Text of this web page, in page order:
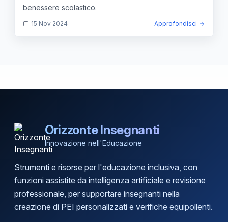
benessere scolastico.
15 Nov 2024 Approfondisci
Orizzonte Insegnanti
Innovazione nell'Educazione
Strumenti e risorse per l'educazione inclusiva, con
funzioni assistite da intelligenza artificiale e revisione
professionale, per supportare insegnanti nella
creazione di PEI personalizzati e verifiche equipollenti.